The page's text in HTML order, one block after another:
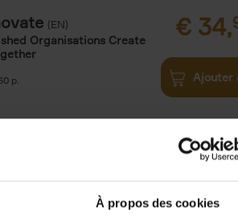
À propos des cookies
(EN)
Organisations Create
€ 34,
Ajouter
€34,